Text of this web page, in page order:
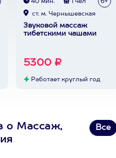
40 мин. 1 чел 6+
ст. м. Чернышевская
Звуковой массаж
тибетскими чашами
5300 ₽
Работает круглый год
о Массаж,
Все